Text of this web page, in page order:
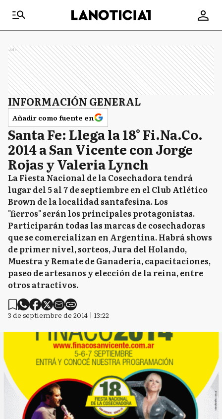
Ads
INFORMACIÓN GENERAL
Añadir como fuente en
Santa Fe: Llega la 18° Fi.Na.Co.
2014 a San Vicente con Jorge
Rojas y Valeria Lynch
La Fiesta Nacional de la Cosechadora tendrá
lugar del 5 al 7 de septiembre en el Club Atlético
Brown de la localidad santafesina. Los
"fierros" serán los principales protagonistas.
Participarán todas las marcas de cosechadoras
que se comercializan en Argentina. Habrá shows
de primer nivel, sorteos, Jura del Holando,
Muestra y Remate de Ganadería, capacitaciones,
paseo de artesanos y elección de la reina, entre
otros atractivos.
3 de septiembre de 2014 | 13:22